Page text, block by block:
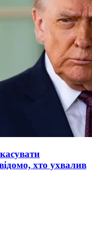
хто ухвалив